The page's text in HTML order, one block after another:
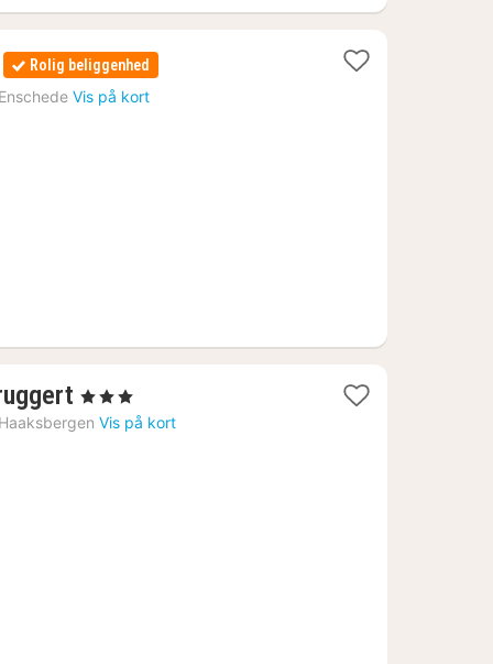
Rolig beliggenhed
Enschede Vis på kort
1
nat
, 3 Stjerner
Haaksbergen Vis på kort